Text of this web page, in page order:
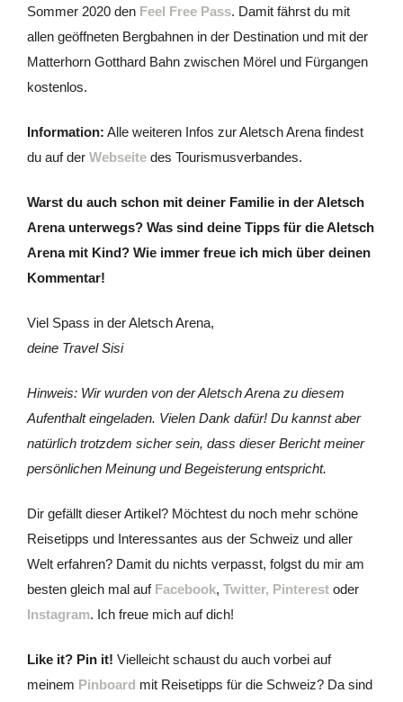
Sommer 2020 den Feel Free Pass. Damit fährst du mit
allen geöffneten Bergbahnen in der Destination und mit der
Matterhorn Gotthard Bahn zwischen Mörel und Fürgangen
kostenlos.
Information: Alle weiteren Infos zur Aletsch Arena findest
du auf der Webseite des Tourismusverbandes.
Warst du auch schon mit deiner Familie in der Aletsch
Arena unterwegs? Was sind deine Tipps für die Aletsch
Arena mit Kind? Wie immer freue ich mich über deinen
Kommentar!
Viel Spass in der Aletsch Arena,
deine Travel Sisi
Hinweis: Wir wurden von der Aletsch Arena zu diesem
Aufenthalt eingeladen. Vielen Dank dafür! Du kannst aber
natürlich trotzdem sicher sein, dass dieser Bericht meiner
persönlichen Meinung und Begeisterung entspricht.
Dir gefällt dieser Artikel? Möchtest du noch mehr schöne
Reisetipps und Interessantes aus der Schweiz und aller
Welt erfahren? Damit du nichts verpasst, folgst du mir am
besten gleich mal auf Facebook, Twitter, Pinterest oder
Instagram. Ich freue mich auf dich!
Like it? Pin it! Vielleicht schaust du auch vorbei auf
meinem Pinboard mit Reisetipps für die Schweiz? Da sind